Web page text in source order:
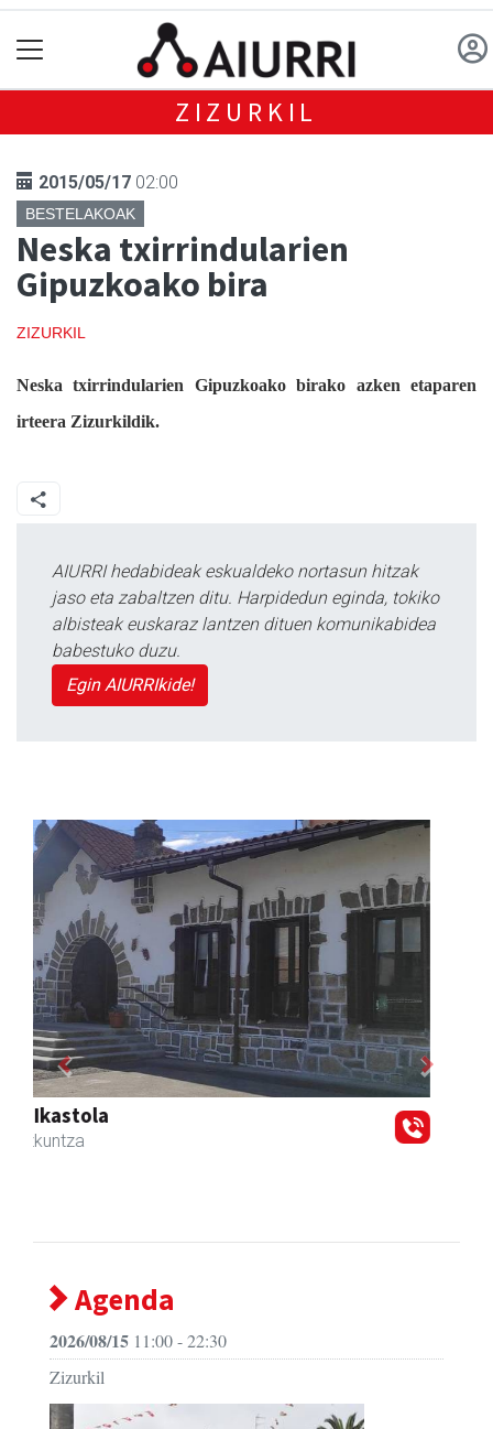
ZIZURKIL
2015/05/17 02:00
BESTELAKOAK
Neska txirrindularien
Gipuzkoako bira
ZIZURKIL
Neska txirrindularien Gipuzkoako birako azken etaparen
irteera Zizurkildik.
AIURRI hedabideak eskualdeko nortasun hitzak
jaso eta zabaltzen ditu. Harpidedun eginda, tokiko
albisteak euskaraz lantzen dituen komunikabidea
babestuko duzu.
Egin AIURRIkide!
Zizurkilgo Udala
Zizurkil
Previous Next
Agenda
2026/08/15 11:00 - 22:30
Zizurkil